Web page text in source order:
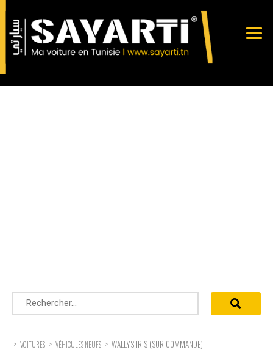
Rechercher :
> VOITURES > VÉHICULES NEUFS > WALLYS IRIS (SUR COMMANDE)